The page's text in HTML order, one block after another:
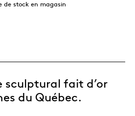
de stock en magasin
sculptural fait d’or
du Québec.